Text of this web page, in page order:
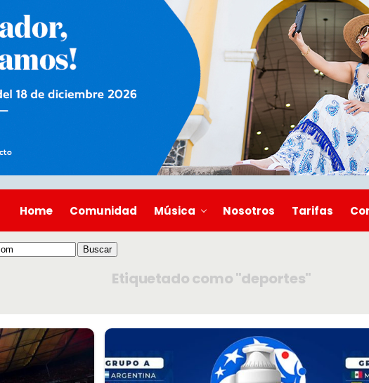
Home Comunidad Música Nosotros Tarifas
Etiquetado como "deportes"